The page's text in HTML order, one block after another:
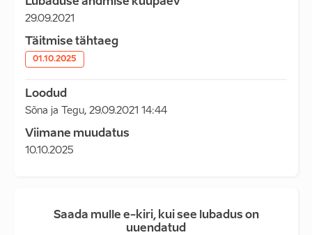
29.09.2021
Täitmise tähtaeg
01.10.2025
Loodud
Sõna ja Tegu, 29.09.2021 14:44
Viimane muudatus
10.10.2025
Saada mulle e-kiri, kui see lubadus on
uuendatud